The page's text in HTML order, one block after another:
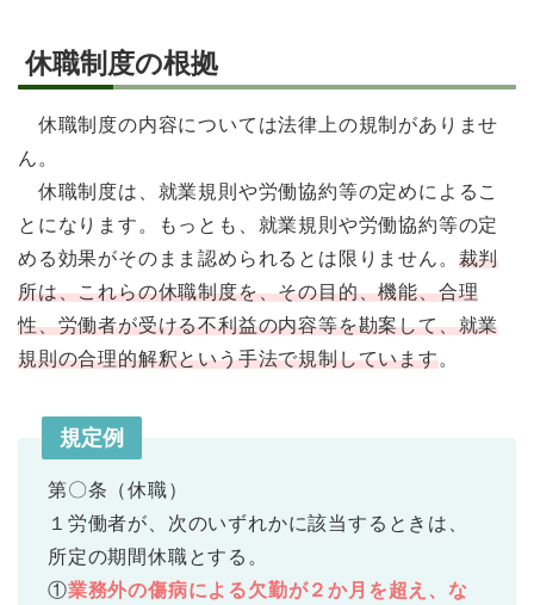
休職制度の根拠
休職制度の内容については法律上の規制がありませ
ん。
休職制度は、就業規則や労働協約等の定めによるこ
とになります。もっとも、就業規則や労働協約等の定
める効果がそのまま認められるとは限りません。 裁判
所は、これらの休職制度を、その目的、機能、合理
性、労働者が受ける不利益の内容等を勘案して、就業
規則の合理的解釈という手法で規制しています。
規定例
第〇条（休職）
１労働者が、次のいずれかに該当するときは、
所定の期間休職とする。
①業務外の傷病による欠勤が２か月を超え、な